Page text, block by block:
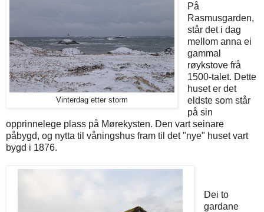
Vinterdag etter storm
På
Rasmusgarden,
står det i dag
mellom anna ei
gammal
røykstove frå
1500-talet. Dette
huset er det
eldste som står
på sin
opprinnelege plass på Mørekysten. Den vart seinare
påbygd, og nytta til våningshus fram til det "nye" huset vart
bygd i 1876.
Dei to
gardane